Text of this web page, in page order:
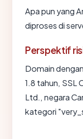
Apa pun yang
diproses di
Perspektif
Domain
1.8 tahun, SSL
Ltd., negara
kategori